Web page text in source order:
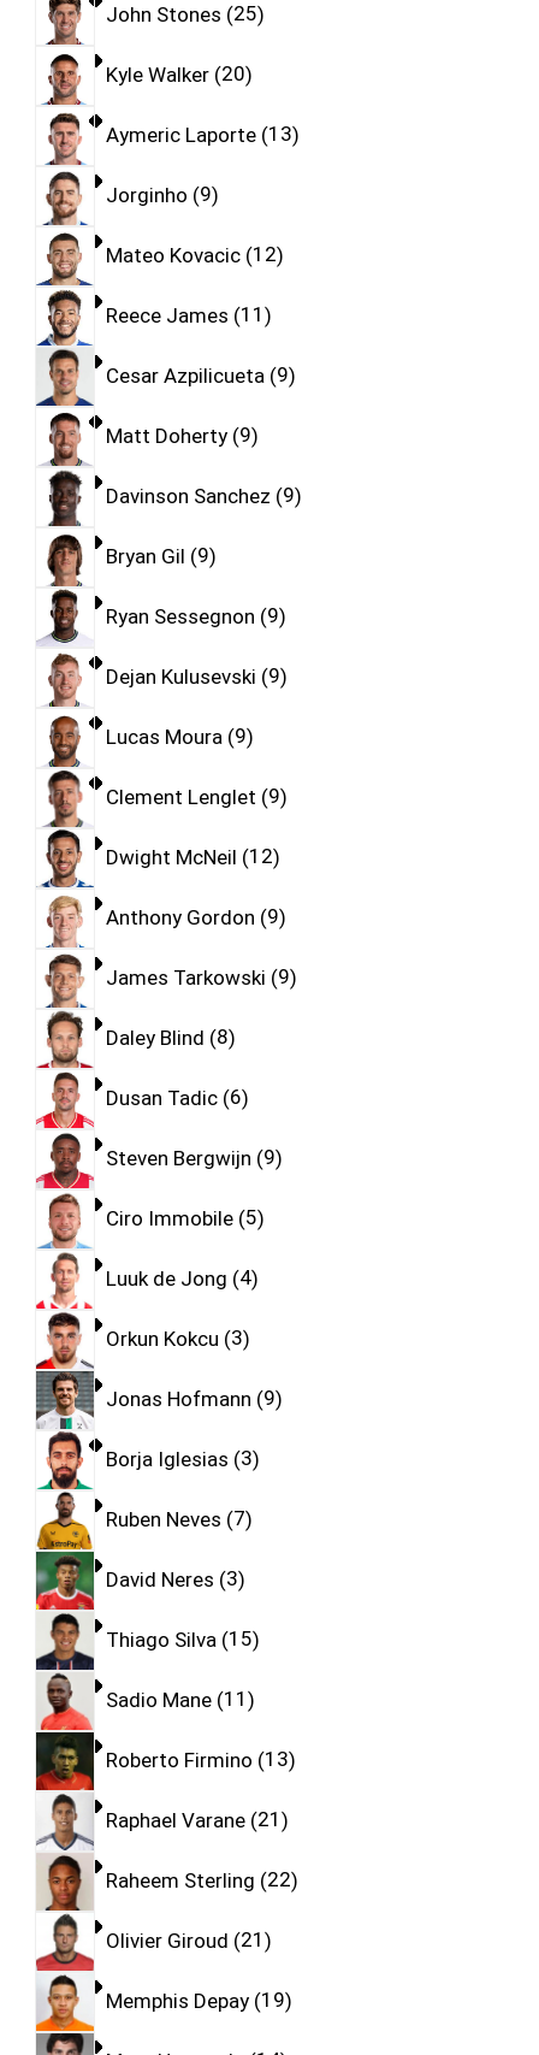
John Stones 25
Kyle Walker 20
Aymeric Laporte 13
Jorginho 9
Mateo Kovacic 12
Reece James 11
Cesar Azpilicueta 9
Matt Doherty 9
Davinson Sanchez 9
Bryan Gil 9
Ryan Sessegnon 9
Dejan Kulusevski 9
Lucas Moura 9
Clement Lenglet 9
Dwight McNeil 12
Anthony Gordon 9
James Tarkowski 9
Daley Blind 8
Dusan Tadic 6
Steven Bergwijn 9
Ciro Immobile 5
Luuk de Jong 4
Orkun Kokcu 3
Jonas Hofmann 9
Borja Iglesias 3
Ruben Neves 7
David Neres 3
Thiago Silva 15
Sadio Mane 11
Roberto Firmino 13
Raphael Varane 21
Raheem Sterling 22
Olivier Giroud 21
Memphis Depay 19